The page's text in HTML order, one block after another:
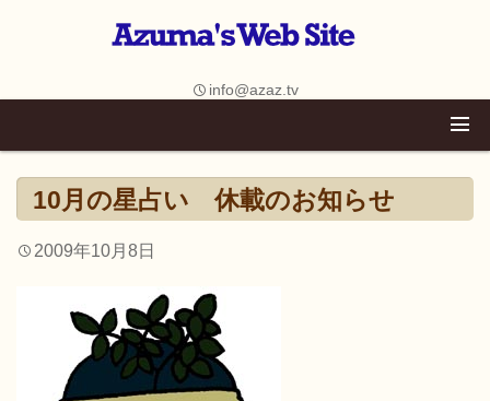
info@azaz.tv
10月の星占い 休載のお知らせ
2009年10月8日